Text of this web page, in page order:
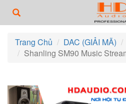
Trang Chủ DAC (GIẢI MÃ)
Shanling SM90 Music